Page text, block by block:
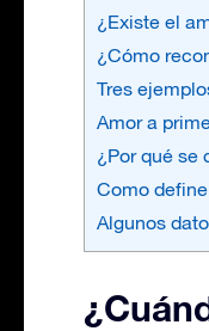
¿Existe el
¿Cómo
Tres
Amor a
¿Por qué se
Como
Algunos